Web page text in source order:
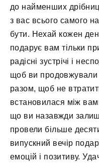
до найменших
з вас всього самого
бути. Нехай кожен
подарує вам тільки
радісні зустрічі і
щоб ви продовжували
разом, щоб не
встановилася між
що ви назавжди
провели більше
випускний вечір
емоцій і позитиву.